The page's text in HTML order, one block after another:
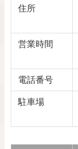
住所
営業時間
電話番号
駐車場